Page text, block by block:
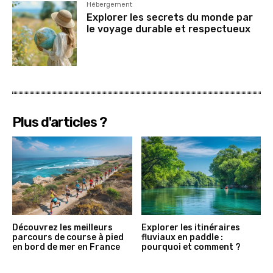
Hébergement
Explorer les secrets du monde par
le voyage durable et respectueux
Plus d'articles ?
Découvrez les meilleurs
parcours de course à pied
en bord de mer en France
Explorer les itinéraires
fluviaux en paddle :
pourquoi et comment ?